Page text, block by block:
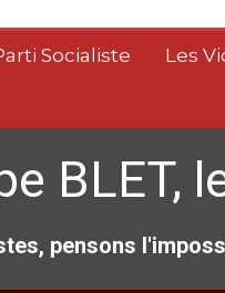
Socialiste Les
BLET,
pensons